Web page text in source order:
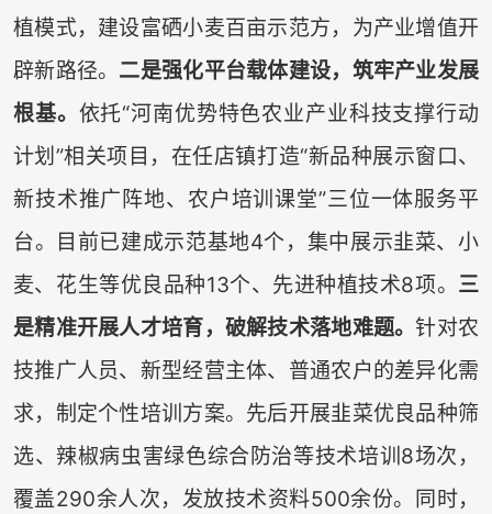
植模式，建设富硒小麦百亩示范方，为产业增值开
辟新路径。 二是强化平台载体建设，筑牢产业发展
根基。 依托“河南优势特色农业产业科技支撑行动
计划”相关项目，在任店镇打造“新品种展示窗口、
新技术推广阵地、农户培训课堂”三位一体服务平
台。目前已建成示范基地4个，集中展示韭菜、小
麦、花生等优良品种13个、先进种植技术8项。 三
是精准开展人才培育，破解技术落地难题。针对农
技推广人员、新型经营主体、普通农户的差异化需
求，制定个性培训方案。先后开展韭菜优良品种筛
选、辣椒病虫害绿色综合防治等技术培训8场次，
覆盖290余人次，发放技术资料500余份。同时，